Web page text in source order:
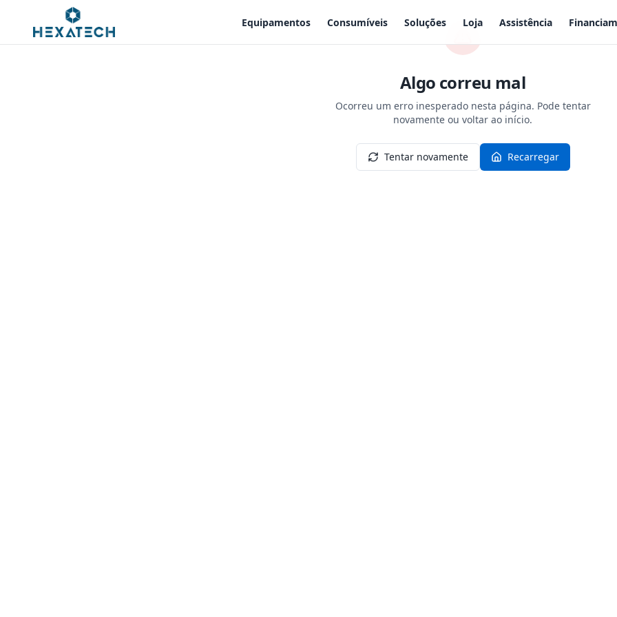
Equipamentos Consumíveis Soluções Loja Assistência
Algo correu mal
Ocorreu um erro inesperado nesta página. Pode tentar
novamente ou voltar ao início.
Tentar novamente Recarregar